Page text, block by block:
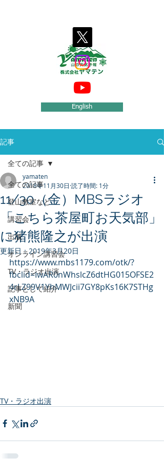
English
記事
全ての記事
登山教室など
講習会
出版
オンライン講習会
TV・ラジオ出演
記事として紹介
新聞
全ての記事
11/30（金）MBSラジオ
「こちら茶屋町お天気部」
に猪熊隆之が出演
yamaten
2018年11月30日 読了時間: 1分
更新日：2019年3月20日
https://www.mbs1179.com/otk/?
fbclid=IwAR0nWhslcZ6dtHG015OFSE2
4rLZ99V1YhMWJcii7GY8pKs16K7STHg
xNB9A
TV・ラジオ出演